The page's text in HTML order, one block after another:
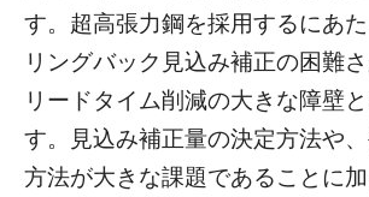
す。超高張力鋼を採用するにあ
リングバック見込み補正の困難
リードタイム削減の大きな障壁
す。見込み補正量の決定方法や
方法が大きな課題であることに